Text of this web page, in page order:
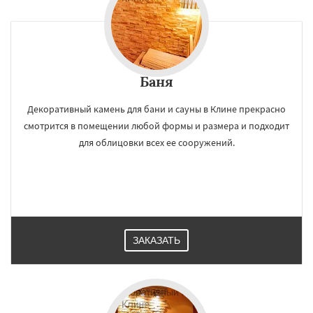
Баня
Декоративный камень для бани и сауны в Клине прекрасно
смотрится в помещении любой формы и размера и подходит
для облицовки всех ее сооружений.
ЗАКАЗАТЬ